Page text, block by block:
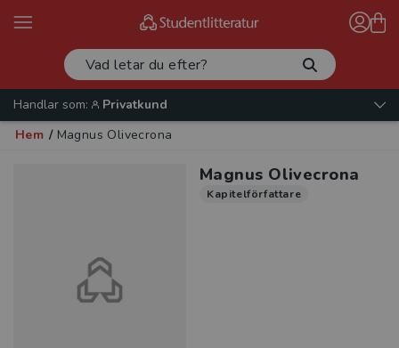
Handlar som:
Privatkund
Hem / Magnus Olivecrona
Magnus Olivecrona
Kapitelförfattare